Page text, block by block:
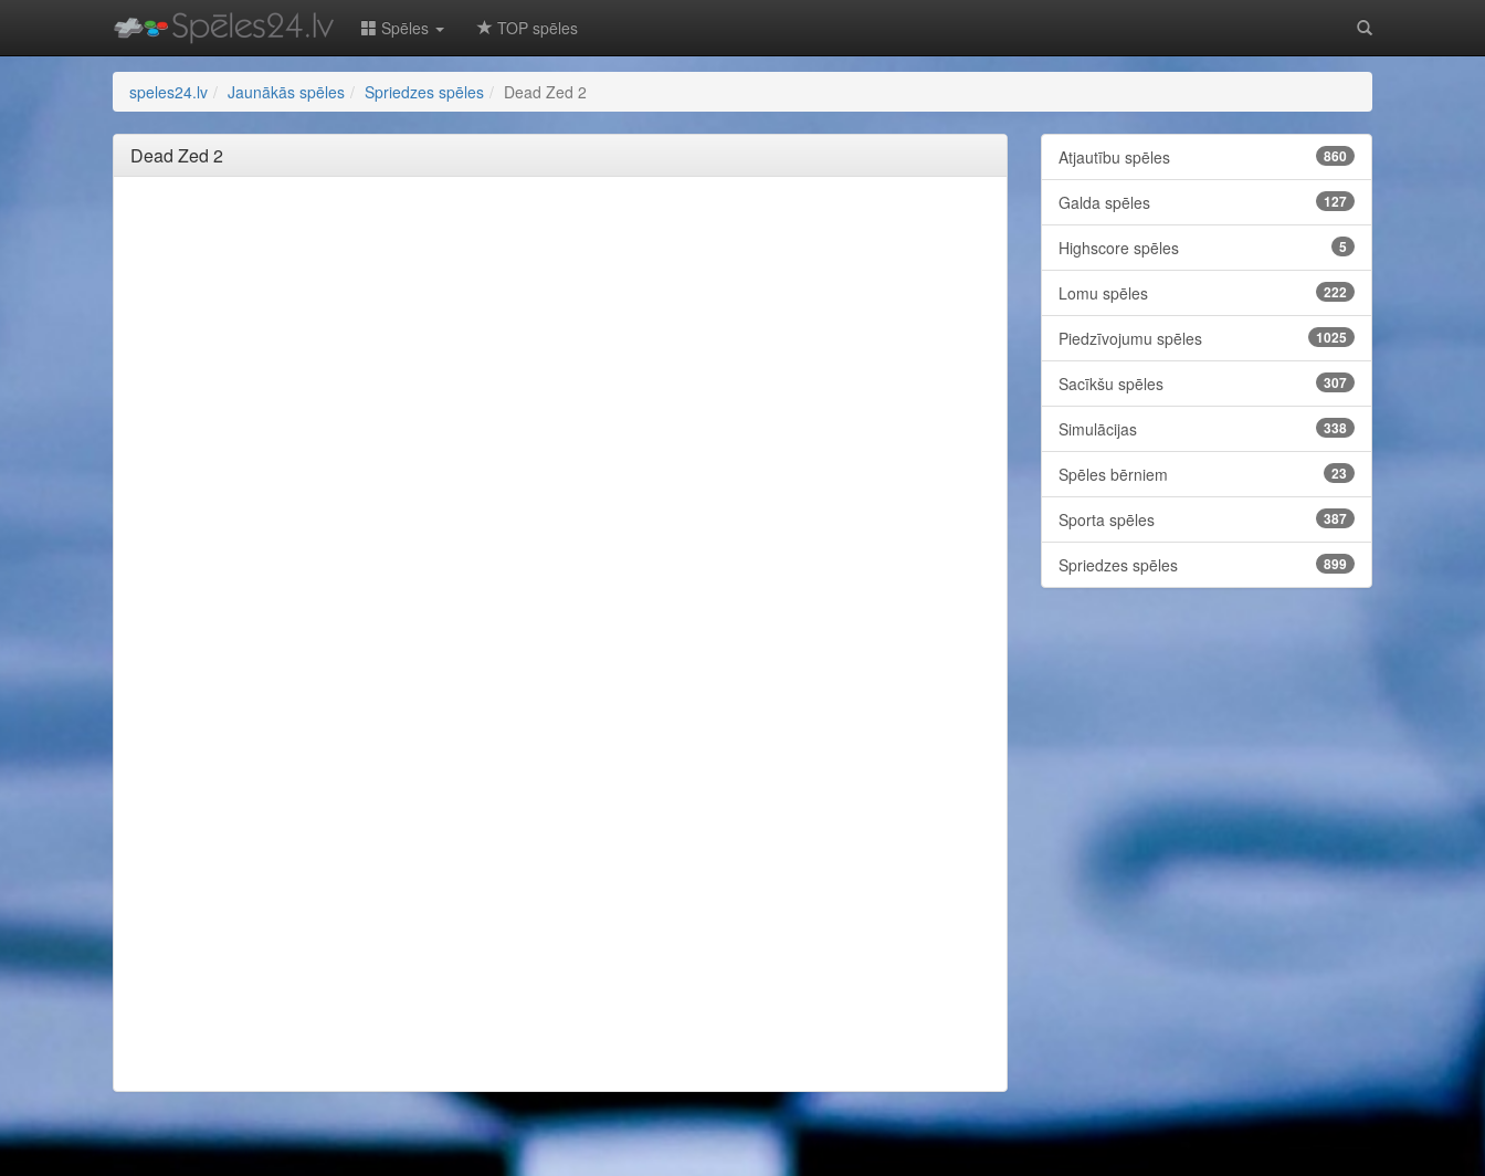
Spēles TOP spēles
speles24.lv Jaunākās spēles Spriedzes spēles Dead Zed 2
Dead Zed 2 Atjautību spēles 860
Galda spēles 127
Highscore spēles 5
Lomu spēles 222
Piedzīvojumu spēles 1025
Sacīkšu spēles 307
Simulācijas 338
Spēles bērniem 23
Sporta spēles 387
Spriedzes spēles 899